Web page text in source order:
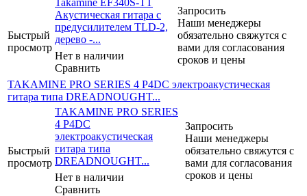
Быстрый
просмотр
Takamine EF340S-TT
Акустическая гитара с
предусилителем TLD-2,
дерево -...
Нет в наличии
Сравнить
Запросить
Наши менеджеры
обязательно свяжутся с
вами для согласования
сроков и цены
TAKAMINE PRO SERIES 4 P4DC электроакустическая
гитара типа DREADNOUGHT...
Быстрый
просмотр
TAKAMINE PRO SERIES
4 P4DC
электроакустическая
гитара типа
DREADNOUGHT...
Нет в наличии
Сравнить
Запросить
Наши менеджеры
обязательно свяжутся с
вами для согласования
сроков и цены